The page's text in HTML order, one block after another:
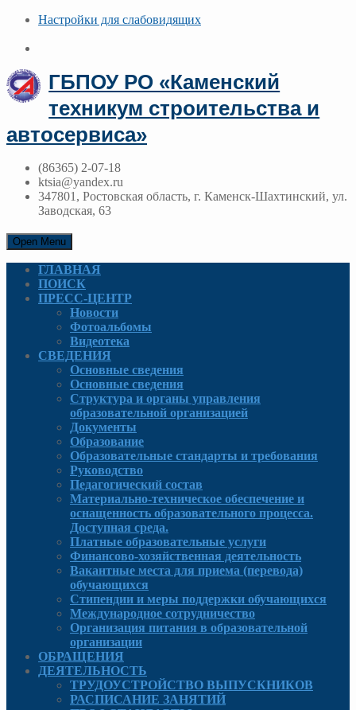
Настройки для cлабовидящих
ГБПОУ РО «Каменский
техникум строительства и
автосервиса»
(86365) 2-07-18
ktsia@yandex.ru
347801, Ростовская область, г. Каменск-Шахтинский, ул.
Заводская, 63
Open Menu
ГЛАВНАЯ
ПОИСК
ПРЕСС-ЦЕНТР
Новости
Фотоальбомы
Видеотека
СВЕДЕНИЯ
Основные сведения
Основные сведения
Структура и органы управления
образовательной организацией
Документы
Образование
Образовательные стандарты и требования
Руководcтво
Педагогический состав
Материально-техническое обеспечение и
оснащенность образовательного процесса.
Доступная среда.
Платные образовательные услуги
Финансово-хозяйственная деятельность
Вакантные места для приема (перевода)
обучающихся
Стипендии и меры поддержки обучающихся
Международное сотрудничество
Организация питания в образовательной
организации
ОБРАЩЕНИЯ
ДЕЯТЕЛЬНОСТЬ
ТРУДОУСТРОЙСТВО ВЫПУСКНИКОВ
РАСПИСАНИЕ ЗАНЯТИЙ